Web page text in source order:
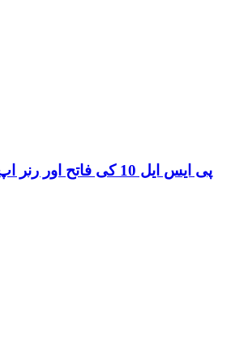
پی ایس ایل 10 کی فاتح